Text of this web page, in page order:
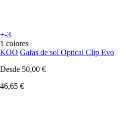
+-3
1 colores
KOO Gafas de sol Optical Clip Evo
Desde 50,00 €
46,65 €